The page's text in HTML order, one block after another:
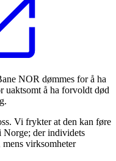
NOR dømmes for å ha
uaktsomt å ha forvoldt død
Vi frykter at den kan føre
der individets
virksomheter